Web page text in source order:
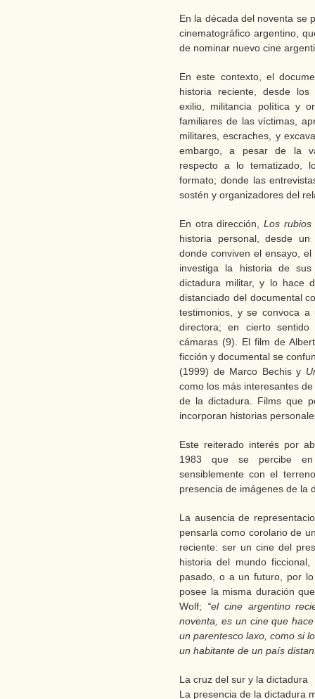
En la década del noventa se
cinematográfico argentino,
de nominar nuevo cine
En este contexto, el
historia reciente, desde los
exilio, militancia política y
familiares de las víctimas,
militares, escraches, y
embargo, a pesar de la
respecto a lo tematizado,
formato; donde las
sostén y organizadores del
En otra dirección,Los rubios
historia personal, desde
donde conviven el ensayo,
investiga la historia de
dictadura militar, y lo hace
distanciado del documental
testimonios, y se convoca
directora; en cierto
cámaras (9). El film de
ficción y documental se
(1999) de Marco Bechis y
como los más interesantes
de la dictadura. Films que
incorporan historias
Este reiterado interés por
1983 que se percibe en
sensiblemente con el
presencia de imágenes de la
La ausencia de
pensarla como corolario de
reciente: ser un cine del
historia del mundo
pasado, o a un futuro, por
posee la misma duración
Wolf; “el cine argentino
noventa, es un cine que
un parentesco laxo, como si
un habitante de un país
La cruz del sur y la dictadura
La presencia de la dictadura